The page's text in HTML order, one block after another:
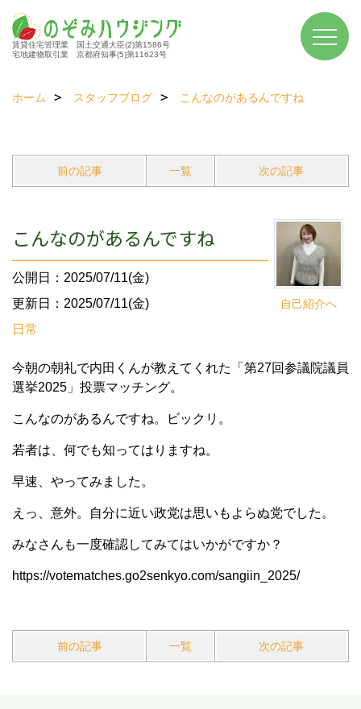
賃貸住宅管理業 国土交通大臣(2)第1586号
宅地建物取引業 京都府知事(5)第11623号
ホーム スタッフブログ こんなのがあるんですね
前の記事 一覧 次の記事
自己紹介へ
こんなのがあるんですね
公開日：2025/07/11(金)
更新日：2025/07/11(金)
日常
今朝の朝礼で内田くんが教えてくれた「第27回参議院議員
選挙2025」投票マッチング。
こんなのがあるんですね。ビックリ。
若者は、何でも知ってはりますね。
早速、やってみました。
えっ、意外。自分に近い政党は思いもよらぬ党でした。
みなさんも一度確認してみてはいかがですか？
https://votematches.go2senkyo.com/sangiin_2025/
前の記事 一覧 次の記事